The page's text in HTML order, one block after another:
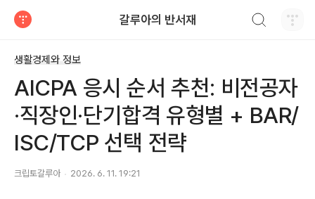
갈루아의 반서재
생활경제와 정보
AICPA 응시 순서 추천: 비전공자
·직장인·단기합격 유형별 + BAR/
ISC/TCP 선택 전략
크립토갈루아 2026. 6. 11. 19:21